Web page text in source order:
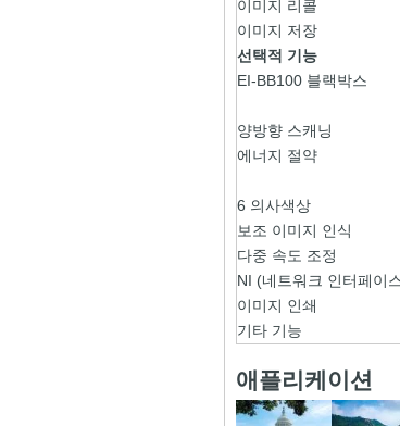
이미지 리콜
이미지 저장
선택적 기능
EI-BB100 블랙박스
양방향 스캐닝
에너지 절약
6 의사색상
보조 이미지 인식
다중 속도 조정
NI (네트워크 인터페이
이미지 인쇄
기타 기능
애플리케이션